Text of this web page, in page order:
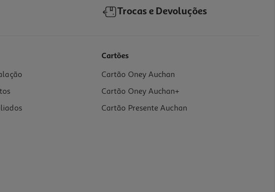
Trocas e Devoluções
Cartões
Cartão Oney Auchan
Cartão Oney Auchan+
Cartão Presente Auchan